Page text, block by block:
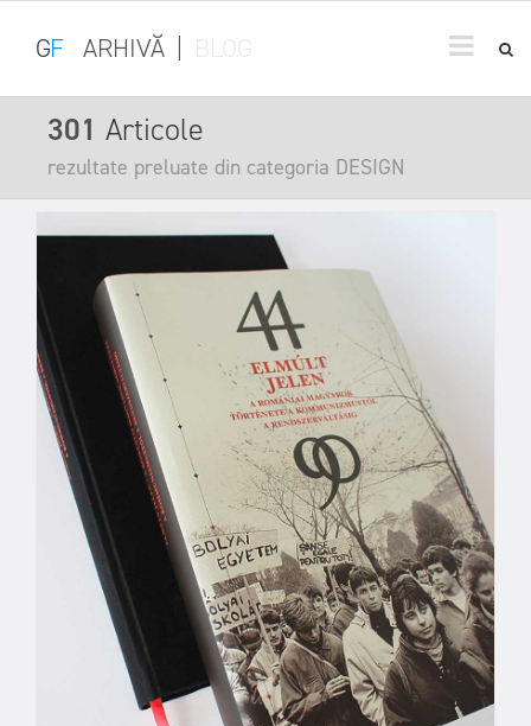
GF ARHIVĂ
301 Articole
rezultate preluate din categoria DESIGN